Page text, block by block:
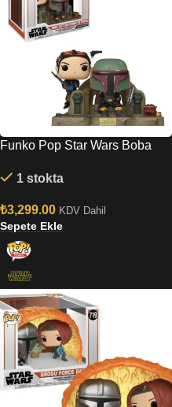
Funko Pop Star Wars Boba
No:486
1 stokta
₺3,299.00 KDV Dahil
Sepete Ekle